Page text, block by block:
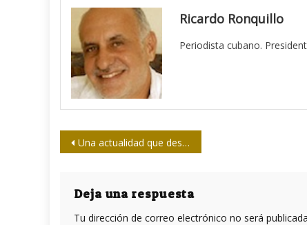
Ricardo Ronquillo
Periodista cubano.
Navegación
entradas
Una actualidad que destapa injusticias y que luego las tapa
Deja una respuesta
Tu dirección de correo electrónico no será